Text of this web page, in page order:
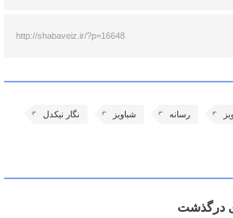
http://shabaveiz.ir/?p=16648
رسانه شباویز نگار نیکدل
درگذشت